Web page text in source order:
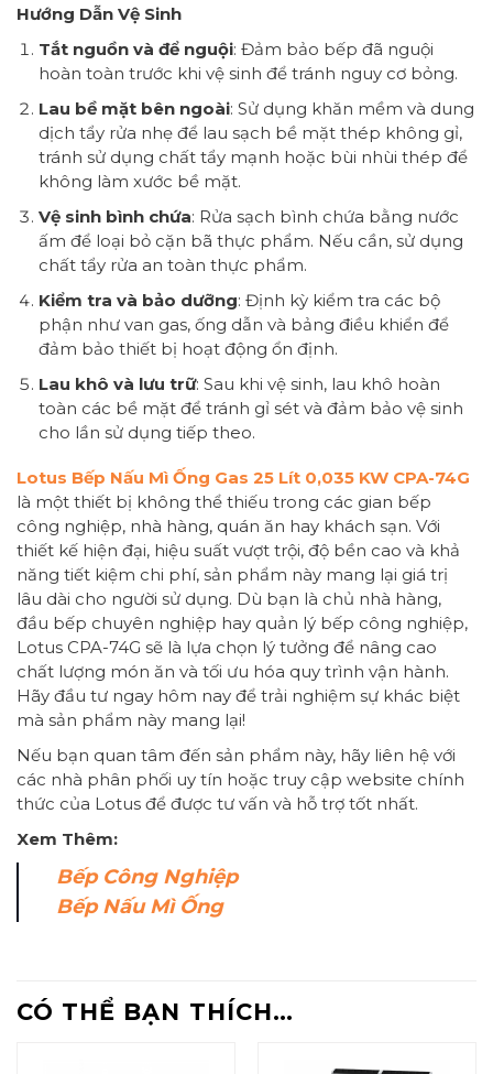
Hướng Dẫn Vệ Sinh
Tắt nguồn và để nguội: Đảm bảo bếp đã nguội
hoàn toàn trước khi vệ sinh để tránh nguy cơ bỏng.
Lau bề mặt bên ngoài: Sử dụng khăn mềm và dung
dịch tẩy rửa nhẹ để lau sạch bề mặt thép không gỉ,
tránh sử dụng chất tẩy mạnh hoặc bùi nhùi thép để
không làm xước bề mặt.
Vệ sinh bình chứa: Rửa sạch bình chứa bằng nước
ấm để loại bỏ cặn bã thực phẩm. Nếu cần, sử dụng
chất tẩy rửa an toàn thực phẩm.
Kiểm tra và bảo dưỡng: Định kỳ kiểm tra các bộ
phận như van gas, ống dẫn và bảng điều khiển để
đảm bảo thiết bị hoạt động ổn định.
Lau khô và lưu trữ: Sau khi vệ sinh, lau khô hoàn
toàn các bề mặt để tránh gỉ sét và đảm bảo vệ sinh
cho lần sử dụng tiếp theo.
Lotus Bếp Nấu Mì Ống Gas 25 Lít 0,035 KW CPA-74G
là một thiết bị không thể thiếu trong các gian bếp
công nghiệp, nhà hàng, quán ăn hay khách sạn. Với
thiết kế hiện đại, hiệu suất vượt trội, độ bền cao và khả
năng tiết kiệm chi phí, sản phẩm này mang lại giá trị
lâu dài cho người sử dụng. Dù bạn là chủ nhà hàng,
đầu bếp chuyên nghiệp hay quản lý bếp công nghiệp,
Lotus CPA-74G sẽ là lựa chọn lý tưởng để nâng cao
chất lượng món ăn và tối ưu hóa quy trình vận hành.
Hãy đầu tư ngay hôm nay để trải nghiệm sự khác biệt
mà sản phẩm này mang lại!
Nếu bạn quan tâm đến sản phẩm này, hãy liên hệ với
các nhà phân phối uy tín hoặc truy cập website chính
thức của Lotus để được tư vấn và hỗ trợ tốt nhất.
Xem Thêm:
Bếp Công Nghiệp
Bếp Nấu Mì Ống
CÓ THỂ BẠN THÍCH…